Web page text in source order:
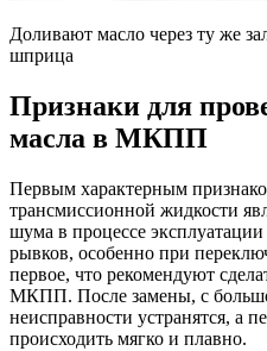
Доливают масло через ту же
шприца
Признаки для
масла в МКПП
Первым характерным
трансмиссионной жидкости
шума в процессе
рывков, особенно при
первое, что рекомендуют
МКПП. После замены, с
неисправности устранятся, а
происходить мягко и плавно.